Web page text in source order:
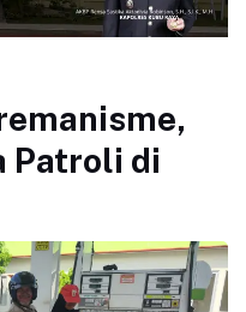
Patroli di